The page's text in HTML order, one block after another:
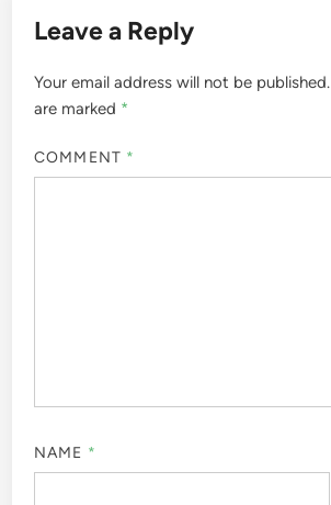
Leave a Reply
Your email address will not be published.
are marked *
COMMENT *
NAME *